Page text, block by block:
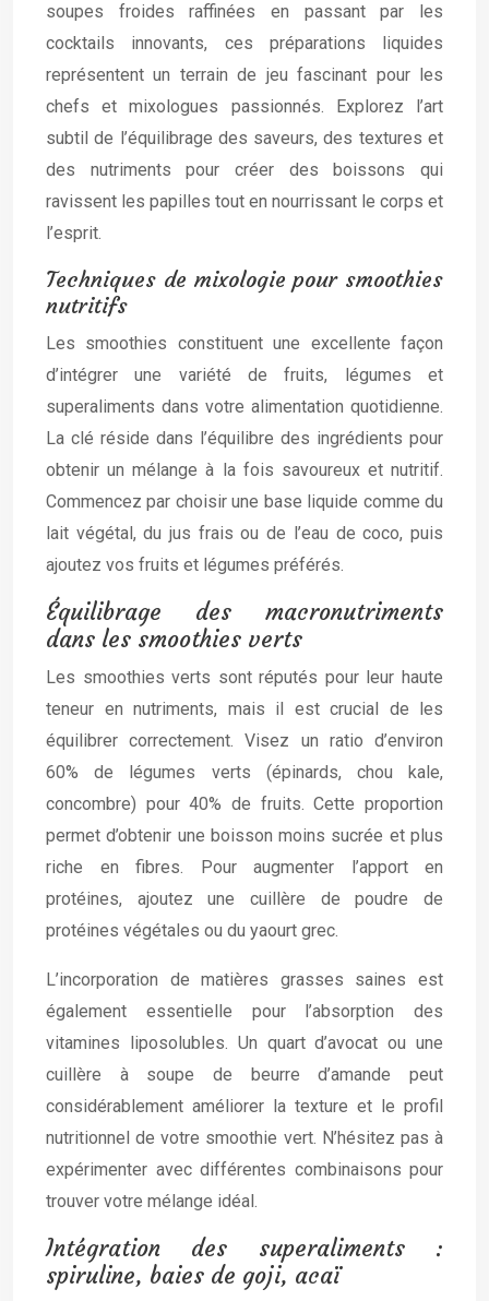
soupes froides raffinées en passant par les
cocktails innovants, ces préparations liquides
représentent un terrain de jeu fascinant pour les
chefs et mixologues passionnés. Explorez l’art
subtil de l’équilibrage des saveurs, des textures et
des nutriments pour créer des boissons qui
ravissent les papilles tout en nourrissant le corps et
l’esprit.
Techniques de mixologie pour smoothies
nutritifs
Les smoothies constituent une excellente façon
d’intégrer une variété de fruits, légumes et
superaliments dans votre alimentation quotidienne.
La clé réside dans l’équilibre des ingrédients pour
obtenir un mélange à la fois savoureux et nutritif.
Commencez par choisir une base liquide comme du
lait végétal, du jus frais ou de l’eau de coco, puis
ajoutez vos fruits et légumes préférés.
Équilibrage des macronutriments
dans les smoothies verts
Les smoothies verts sont réputés pour leur haute
teneur en nutriments, mais il est crucial de les
équilibrer correctement. Visez un ratio d’environ
60% de légumes verts (épinards, chou kale,
concombre) pour 40% de fruits. Cette proportion
permet d’obtenir une boisson moins sucrée et plus
riche en fibres. Pour augmenter l’apport en
protéines, ajoutez une cuillère de poudre de
protéines végétales ou du yaourt grec.
L’incorporation de matières grasses saines est
également essentielle pour l’absorption des
vitamines liposolubles. Un quart d’avocat ou une
cuillère à soupe de beurre d’amande peut
considérablement améliorer la texture et le profil
nutritionnel de votre smoothie vert. N’hésitez pas à
expérimenter avec différentes combinaisons pour
trouver votre mélange idéal.
Intégration des superaliments :
spiruline, baies de goji, acaï